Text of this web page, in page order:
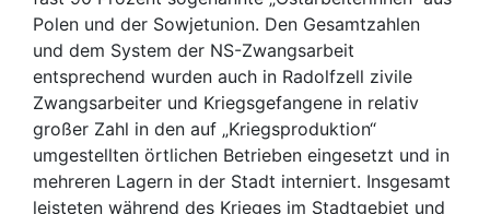
Polen und der Sowjetunion. Den Gesamtzahlen
und dem System der NS-Zwangsarbeit
entsprechend wurden auch in Radolfzell zivile
Zwangsarbeiter und Kriegsgefangene in relativ
großer Zahl in den auf „Kriegsproduktion“
umgestellten örtlichen Betrieben eingesetzt und in
mehreren Lagern in der Stadt interniert. Insgesamt
leisteten während des Krieges im Stadtgebiet und